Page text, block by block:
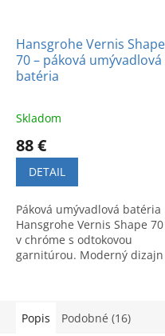
Hansgrohe Vernis Shape
70 – páková umývadlová
batéria
Skladom
88 €
DETAIL
Páková umývadlová batéria
Hansgrohe Vernis Shape 70
v chróme s odtokovou
garnitúrou. Moderný dizajn
Popis
Podobné (16)